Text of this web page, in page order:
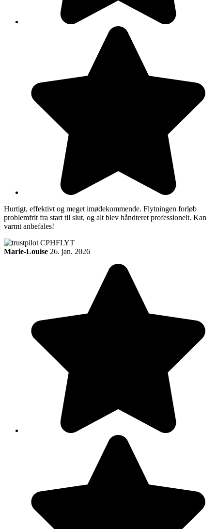
Hurtigt, effektivt og meget imødekommende. Flytningen forløb
problemfrit fra start til slut, og alt blev håndteret professionelt. Kan
varmt anbefales!
Marie-Louise 26. jan. 2026